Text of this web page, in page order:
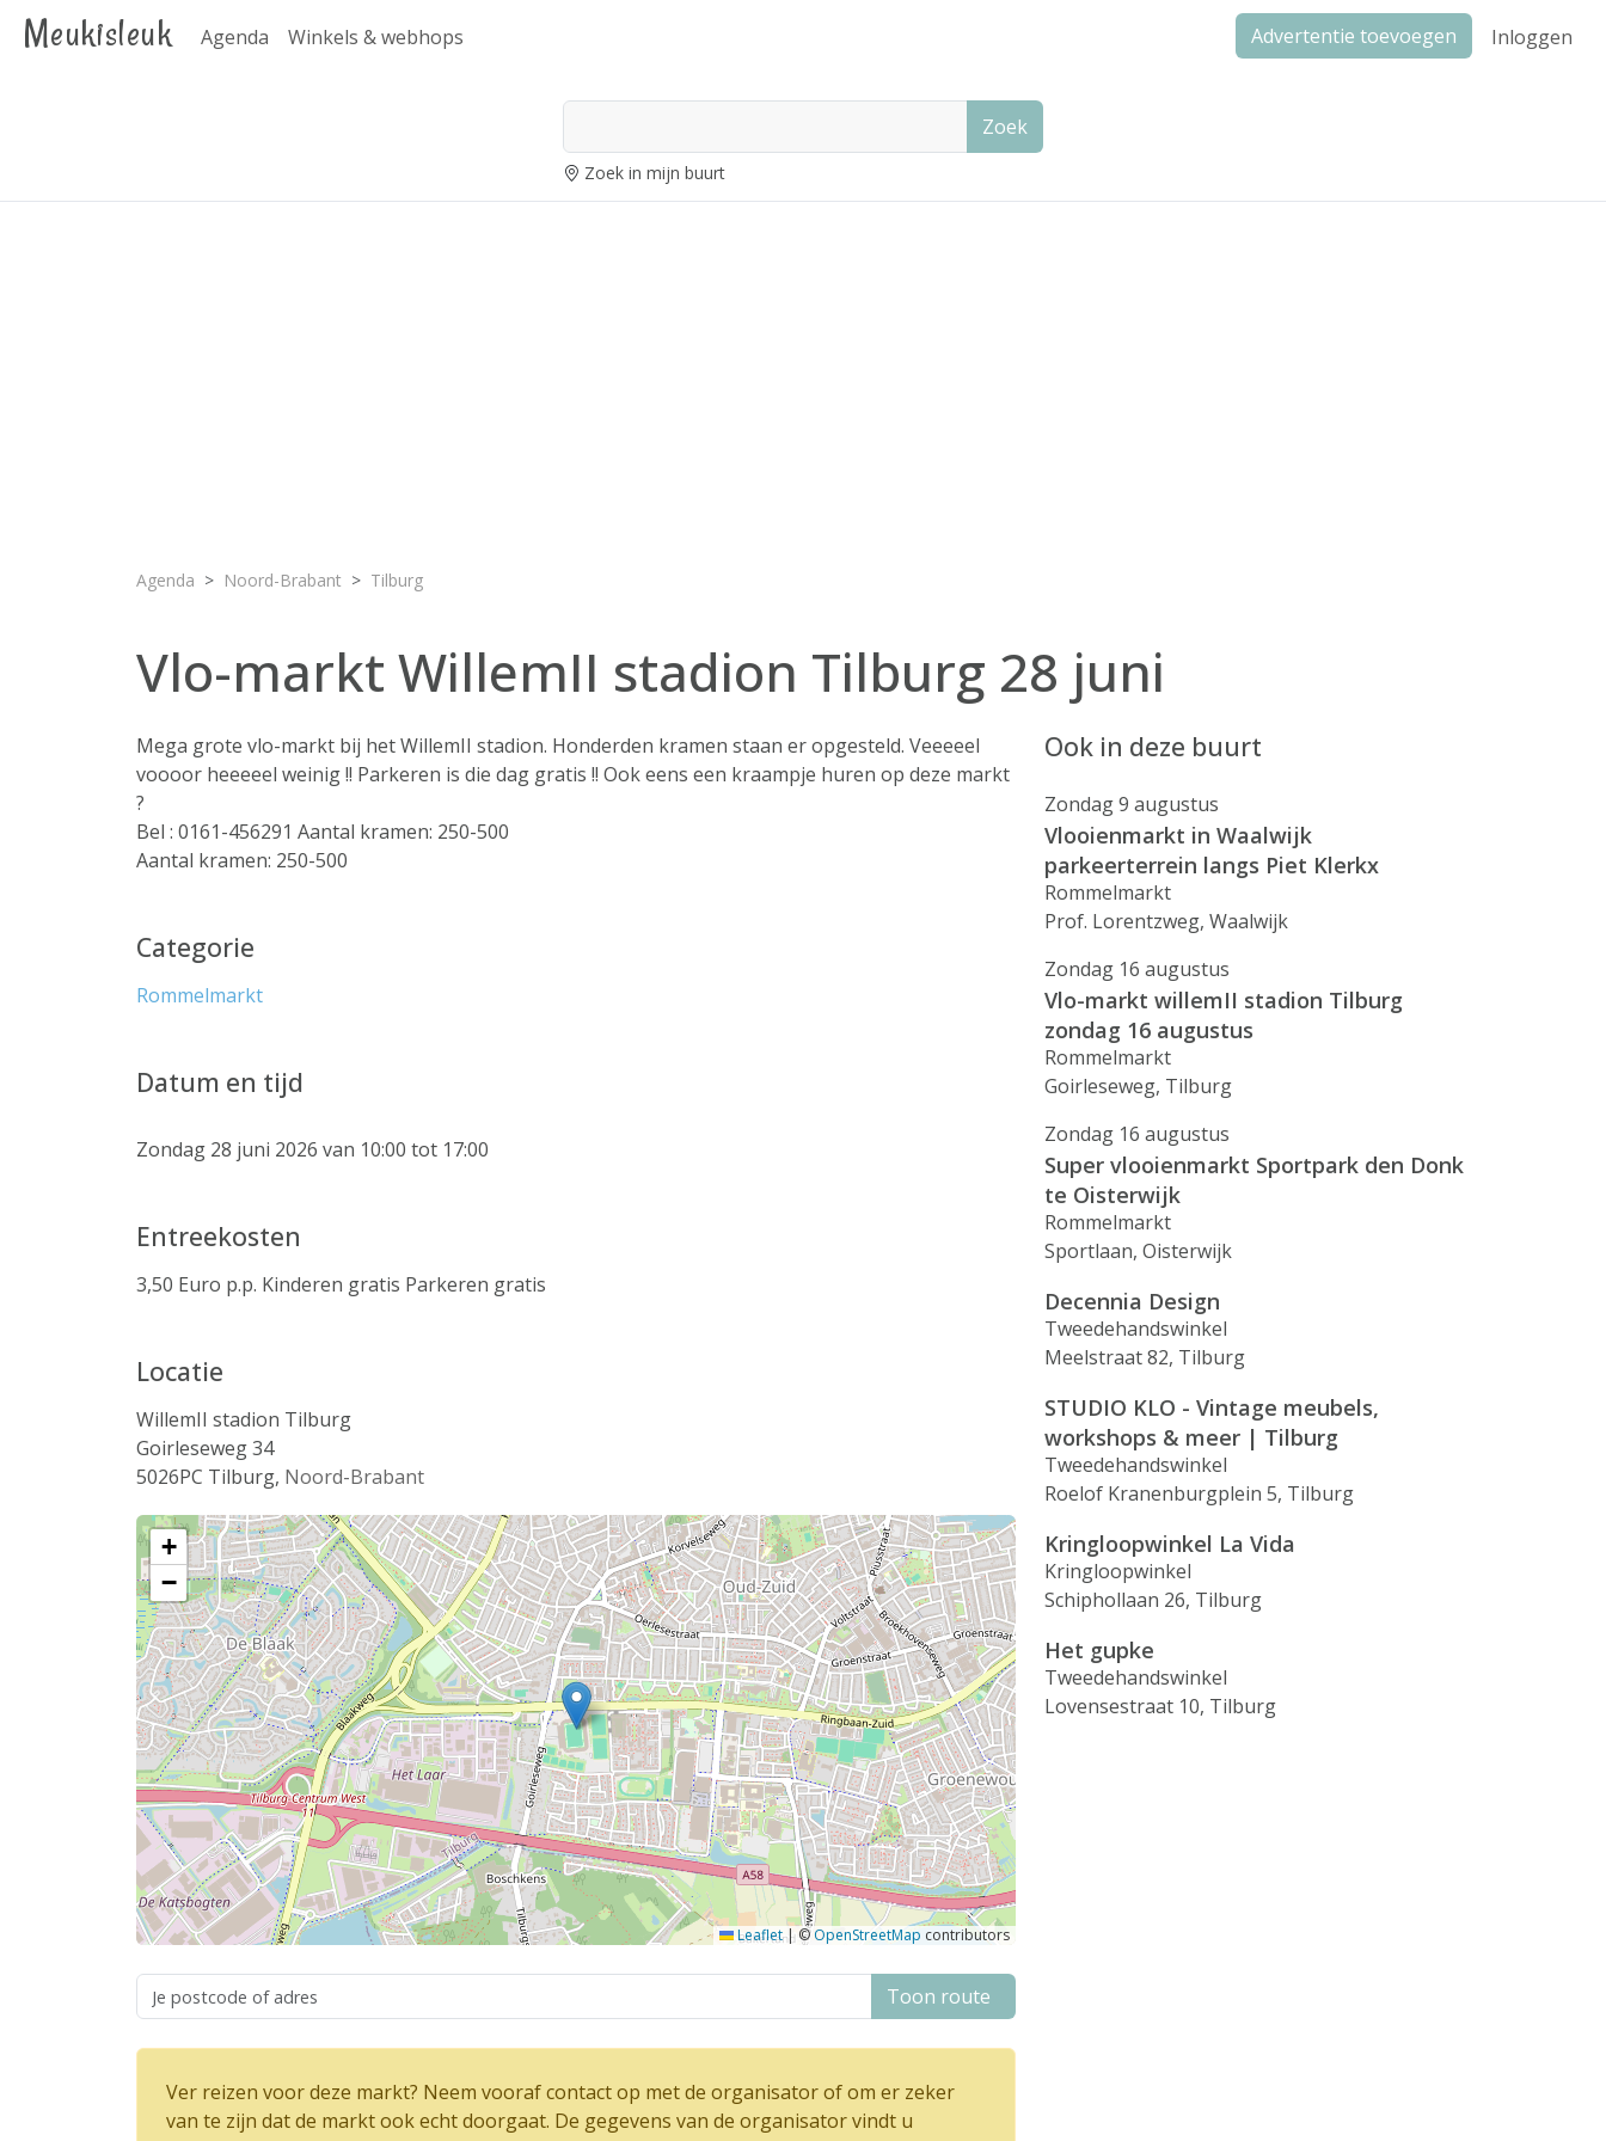
Meukisleuk Agenda Winkels & webhops Advertentie toevoegen Inloggen
Zoek
Zoek in mijn buurt
Agenda Noord-Brabant Tilburg
Vlo-markt WillemII stadion Tilburg 28 juni
Mega grote vlo-markt bij het WillemII stadion. Honderden kramen staan er opgesteld. Veeeeel
voooor heeeeel weinig !! Parkeren is die dag gratis !! Ook eens een kraampje huren op deze markt
?
Bel : 0161-456291 Aantal kramen: 250-500
Aantal kramen: 250-500
Categorie
Rommelmarkt
Datum en tijd
Zondag 28 juni 2026 van 10:00 tot 17:00
Entreekosten
3,50 Euro p.p. Kinderen gratis Parkeren gratis
Locatie
WillemII stadion Tilburg
Goirleseweg 34
5026PC Tilburg, Noord-Brabant
+
−
Leaflet|©OpenStreetMap contributors
Toon route
Ver reizen voor deze markt? Neem vooraf contact op met de organisator of om er zeker
van te zijn dat de markt ook echt doorgaat. De gegevens van de organisator vindt u
Ook in deze buurt
Zondag 9 augustus
Vlooienmarkt in Waalwijk
parkeerterrein langs Piet Klerkx
Rommelmarkt
Prof. Lorentzweg, Waalwijk
Zondag 16 augustus
Vlo-markt willemII stadion Tilburg
zondag 16 augustus
Rommelmarkt
Goirleseweg, Tilburg
Zondag 16 augustus
Super vlooienmarkt Sportpark den Donk
te Oisterwijk
Rommelmarkt
Sportlaan, Oisterwijk
Decennia Design
Tweedehandswinkel
Meelstraat 82, Tilburg
STUDIO KLO - Vintage meubels,
workshops & meer | Tilburg
Tweedehandswinkel
Roelof Kranenburgplein 5, Tilburg
Kringloopwinkel La Vida
Kringloopwinkel
Schiphollaan 26, Tilburg
Het gupke
Tweedehandswinkel
Lovensestraat 10, Tilburg